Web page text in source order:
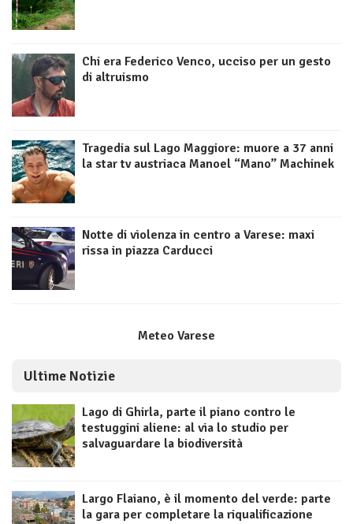
Chi era Federico Venco, ucciso per un gesto
di altruismo
Tragedia sul Lago Maggiore: muore a 37 anni
la star tv austriaca Manoel “Mano” Machinek
Notte di violenza in centro a Varese: maxi
rissa in piazza Carducci
Meteo Varese
Ultime Notizie
Lago di Ghirla, parte il piano contro le
testuggini aliene: al via lo studio per
salvaguardare la biodiversità
Largo Flaiano, è il momento del verde: parte
la gara per completare la riqualificazione